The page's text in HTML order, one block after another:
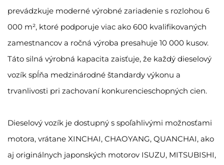
prevádzkuje moderné výrobné zariadenie s rozlohou 6
000 m², ktoré podporuje viac ako 600 kvalifikovaných
zamestnancov a ročná výroba presahuje 10 000 kusov.
Táto silná výrobná kapacita zaisťuje, že každý dieselový
vozík spĺňa medzinárodné štandardy výkonu a
trvanlivosti pri zachovaní konkurencieschopných cien.
Dieselový vozík je dostupný s spoľahlivými možnosťami
motora, vrátane XINCHAI, CHAOYANG, QUANCHAI, ako
aj originálnych japonských motorov ISUZU, MITSUBISHI,